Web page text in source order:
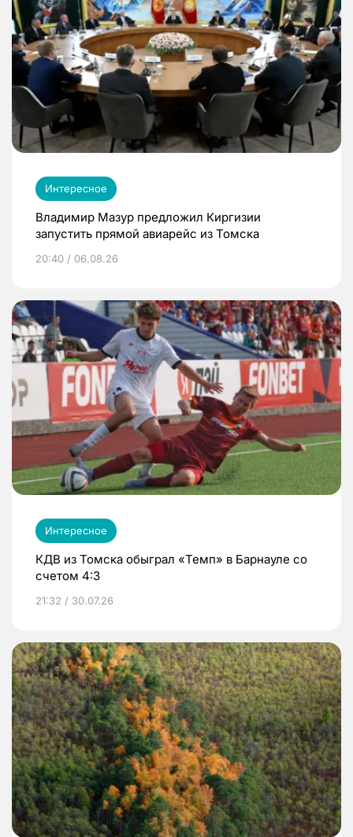
Интересное
Владимир Мазур предложил Киргизии
запустить прямой авиарейс из Томска
20:40 / 06.08.26
Интересное
КДВ из Томска обыграл «Темп» в Барнауле со
счетом 4:3
21:32 / 30.07.26